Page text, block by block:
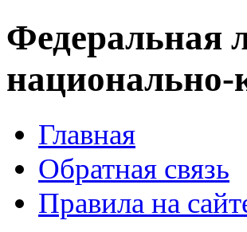
Федеральная
национально-
Главная
Обратная связь
Правила на